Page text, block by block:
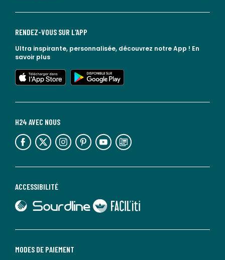
MODES DE PAIEMENT
ACCESSIBILITÉ
lien vers Sourdline
lien vers Faciliti
H24 AVEC NOUS
lien vers l'espace réseaux sociaux lien vers l'espace réseaux sociaux lien vers l'espace réseaux sociaux lien vers l'espace réseaux sociaux lien vers l'espace réseaux sociaux lien vers le blog la redoute
RENDEZ-VOUS SUR L'APP
Ultra inspirante, personnalisée, découvrez notre App ! En
savoir plus
lien vers l'app store
lien vers google play